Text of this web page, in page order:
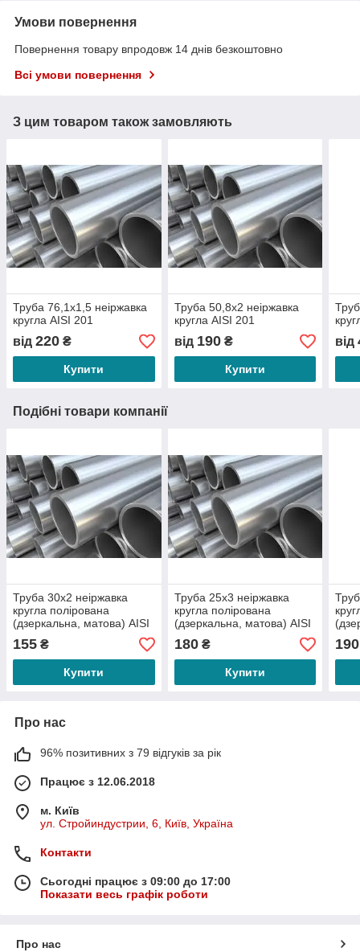
Умови повернення
Повернення товару впродовж 14 днів безкоштовно
Всі умови повернення
З цим товаром також замовляють
Труба 76,1х1,5 неіржавка
кругла АІSI 201
від 220 ₴
Купити
Труба 50,8х2 неіржавка
кругла АІSI 201
від 190₴
Купити
від
Подібні товари компанії
Труба 30х2 неіржавка
кругла полірована
(дзеркальна, матова) АІSI
155 ₴
Купити
Труба 25х3 неіржавка
кругла полірована
(дзеркальна, матова) АІSI
180₴
Купити
190
Про нас
96% позитивних з 79 відгуків за рік
Працює з 12.06.2018
м. Київ
ул. Стройиндустрии, 6, Київ, Україна
Контакти
Сьогодні працює з 09:00 до 17:00
Показати весь графік роботи
Про нас